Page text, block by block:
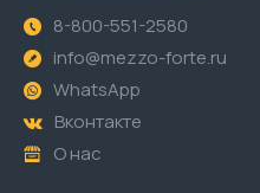
8-800-551-2580
info@mezzo-forte.ru
WhatsApp
Вконтакте
О нас